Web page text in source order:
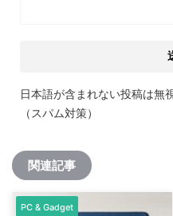
日本語が含まれない投稿は無
（スパム対策）
関連記事
PC & Gadget